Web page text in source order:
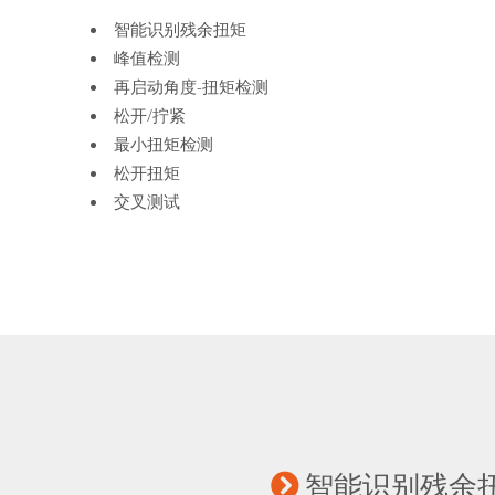
智能识别残余扭矩
峰值检测
再启动角度-扭矩检测
松开/拧紧
最小扭矩检测
松开扭矩
交叉测试
智能识别残余